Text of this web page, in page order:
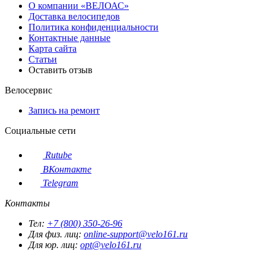
О компании «ВЕЛОАС»
Доставка велосипедов
Политика конфиденциальности
Контактные данные
Карта сайта
Статьи
Оставить отзыв
Велосервис
Запись на ремонт
Социальные сети
Rutube
ВКонтакте
Telegram
Контакты
Тел: +7 (800) 350-26-96
Для физ. лиц: online-support@velo161.ru
Для юр. лиц: opt@velo161.ru